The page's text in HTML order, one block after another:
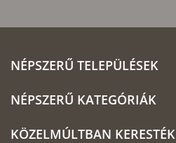
NÉPSZERŰ TELEPÜLÉSEK
NÉPSZERŰ KATEGÓRIÁK
KÖZELMÚLTBAN KERESTÉK